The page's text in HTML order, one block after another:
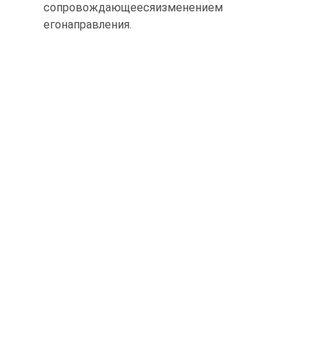
сопровождающеесяизменением
егонаправления.